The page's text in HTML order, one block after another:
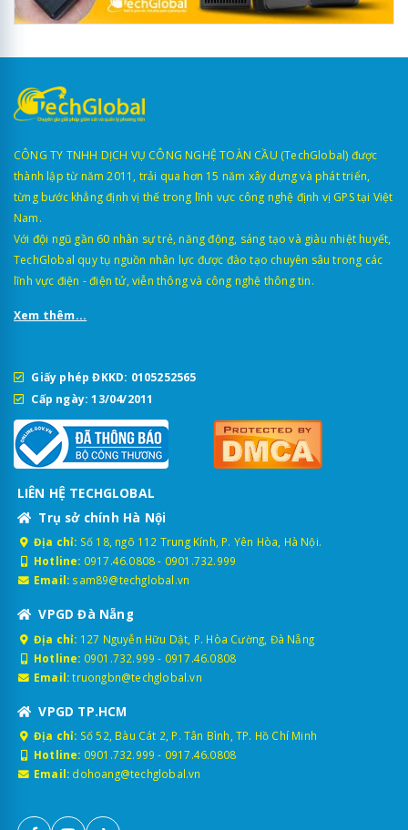
CÔNG TY TNHH DỊCH VỤ CÔNG NGHỆ TOÀN CẦU (TechGlobal) được
thành lập từ năm 2011, trải qua hơn 15 năm xây dựng và phát triển,
từng bước khẳng định vị thế trong lĩnh vực công nghệ định vị GPS tại Việt
Nam.
Với đội ngũ gần 60 nhân sự trẻ, năng động, sáng tạo và giàu nhiệt huyết,
TechGlobal quy tụ nguồn nhân lực được đào tạo chuyên sâu trong các
lĩnh vực điện - điện tử, viễn thông và công nghệ thông tin.
Xem thêm...
Giấy phép ĐKKD: 0105252565
Cấp ngày: 13/04/2011
LIÊN HỆ TECHGLOBAL
Trụ sở chính Hà Nội
Địa chỉ: Số 18, ngõ 112 Trung Kính, P. Yên Hòa, Hà Nội.
Hotline: 0917.46.0808- 0901.732.999
Email: sam89@techglobal.vn
VPGD Đà Nẵng
Địa chỉ: 127 Nguyễn Hữu Dật, P. Hòa Cường, Đà Nẵng
Hotline: 0901.732.999 - 0917.46.0808
Email: truongbn@techglobal.vn
VPGD TP.HCM
Địa chỉ: Số 52, Bàu Cát 2, P. Tân Bình, TP. Hồ Chí Minh
Hotline: 0901.732.999 - 0917.46.0808
Email: dohoang@techglobal.vn